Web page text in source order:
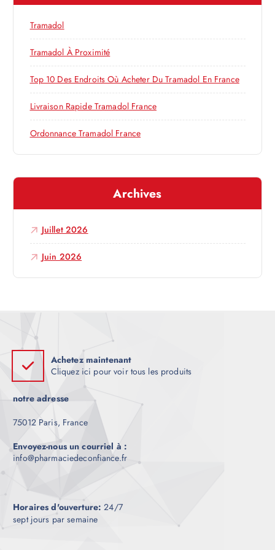
r
t
i
l
e
c
e
r
:
Tramadol
Tramadol À Proximité
Top 10 Des Endroits Où Acheter Du Tramadol En France
Livraison Rapide Tramadol France
Ordonnance Tramadol France
Archives
Juillet 2026
Juin 2026
Achetez maintenant
Cliquez ici pour voir tous les produits
notre adresse
75012 Paris, France
Envoyez-nous un courriel à :
info@pharmaciedeconfiance.fr
Horaires d'ouverture: 24/7
sept jours par semaine